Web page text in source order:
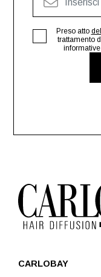
Preso atto
trattamento
CARLOBAY